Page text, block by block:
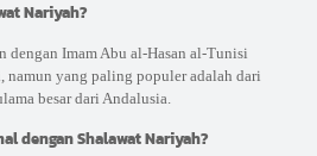
Nariyah?
dengan Imam Abu al-Hasan al-Tunisi
namun yang paling populer adalah dari
besar dari Andalusia.
dengan Shalawat Nariyah?